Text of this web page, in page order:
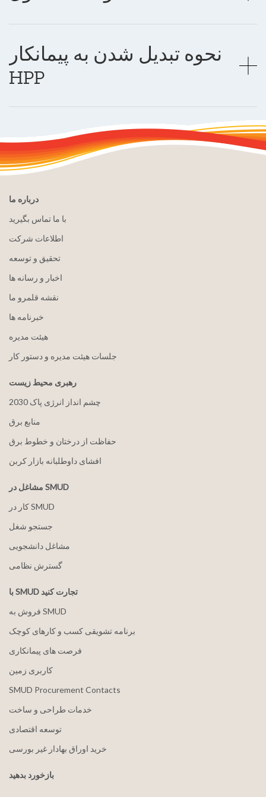
نحوه تبدیل شدن به پیمانکار
HPP
درباره ما
با ما تماس بگیرید
اطلاعات شرکت
تحقیق و توسعه
اخبار و رسانه ها
نقشه قلمرو ما
خبرنامه ها
هيئت مدیره
جلسات هیئت مدیره و دستور کار
رهبری محیط زیست
2030 چشم انداز انرژی پاک
منابع برق
حفاظت از درختان و خطوط برق
افشای داوطلبانه بازار کربن
مشاغل در SMUD
کار در SMUD
جستجو شغل
مشاغل دانشجویی
گسترش نظامی
با SMUD تجارت کنید
فروش به SMUD
برنامه تشویقی کسب و کارهای کوچک
فرصت های پیمانکاری
کاربری زمین
SMUD Procurement Contacts
خدمات طراحی و ساخت
توسعه اقتصادی
خرید اوراق بهادار غیر بورسی
بازخورد بدهید